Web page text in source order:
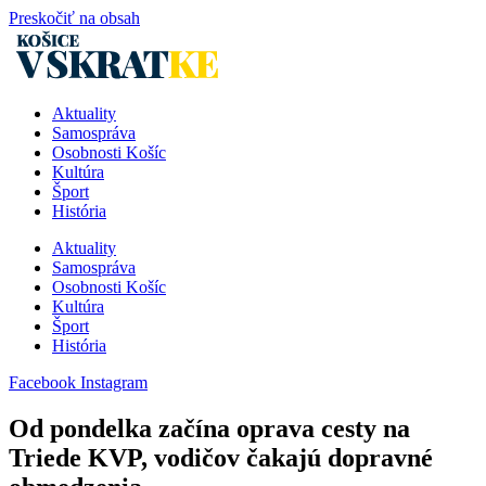
Preskočiť na obsah
Aktuality
Samospráva
Osobnosti Košíc
Kultúra
Šport
História
Aktuality
Samospráva
Osobnosti Košíc
Kultúra
Šport
História
Facebook Instagram
Od pondelka začína oprava cesty na
Triede KVP, vodičov čakajú dopravné